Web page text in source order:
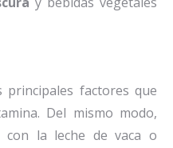
factores que
Del mismo modo,
con la leche de vaca o